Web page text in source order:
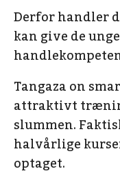
Derfor handler
kan give de
Tangaza on
attraktivt
slummen.
halvårlige
optaget.